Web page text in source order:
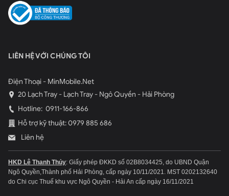
LIÊN HỆ VỚI CHÚNG TÔI
Điện Thoại - MinMobile.Net
20 Lạch Tray - Lạch Tray - Ngô Quyền - Hải Phòng
Hotline: 0911-166-866
Hỗ trợ kỹ thuật: 0979 885 686
Liên hệ
HKD Lê Thanh Thủy: Giấy phép ĐKKD số 02B8034425, do UBND Quận
Ngô Quyền,Thành phố Hải Phòng, cấp ngày 10/11/2021. MST 0202132640
do Chi cục Thuế khu vực Ngô Quyền - Hải An cấp ngày 16/11/2021